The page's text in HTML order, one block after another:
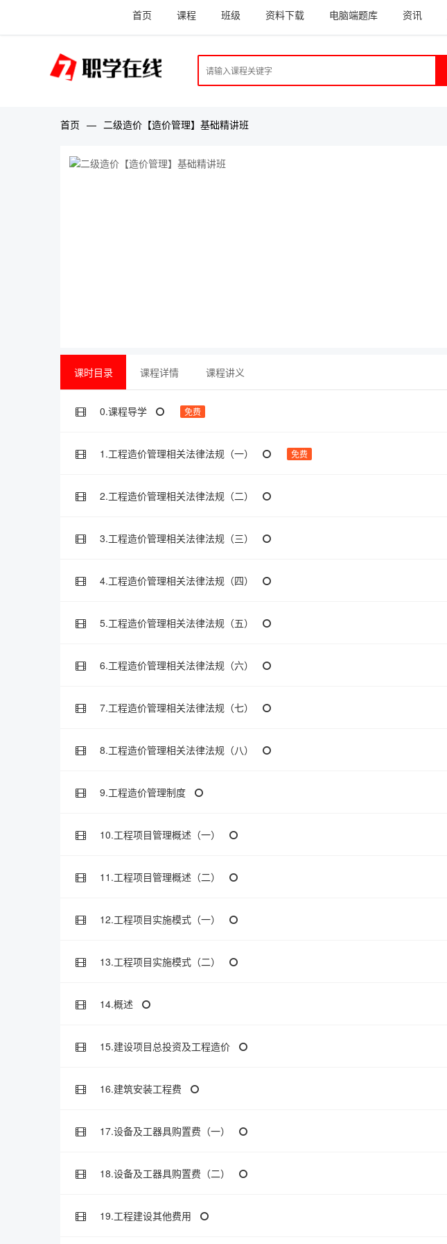
首页 课程 班级 资料下载 电脑端题库 资讯
首页 — 二级造价【造价管理】基础精讲班
课时目录 课程详情 课程讲义
0.课程导学 免费
1.工程造价管理相关法律法规（一） 免费
2.工程造价管理相关法律法规（二）
3.工程造价管理相关法律法规（三）
4.工程造价管理相关法律法规（四）
5.工程造价管理相关法律法规（五）
6.工程造价管理相关法律法规（六）
7.工程造价管理相关法律法规（七）
8.工程造价管理相关法律法规（八）
9.工程造价管理制度
10.工程项目管理概述（一）
11.工程项目管理概述（二）
12.工程项目实施模式（一）
13.工程项目实施模式（二）
14.概述
15.建设项目总投资及工程造价
16.建筑安装工程费
17.设备及工器具购置费（一）
18.设备及工器具购置费（二）
19.工程建设其他费用